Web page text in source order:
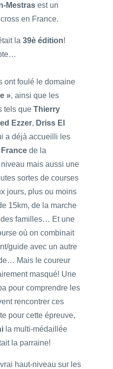
Mestras est un
en France.
la 39è édition!
ont foulé le domaine
», ainsi que les
tels que Thierry
Ezzer, Driss El
a déjà accueilli les
de la
mais aussi une
sortes de courses
jours, plus ou moins
15km, de la marche
familles… Et une
où on combinait
guide avec un autre
Mais le coureur
masqué! Une
pour comprendre les
rencontrer ces
pour cette épreuve,
la multi-médaillée
la parraine!
haut-niveau sur les